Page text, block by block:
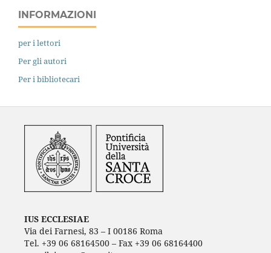
INFORMAZIONI
per i lettori
Per gli autori
Per i bibliotecari
IUS ECCLESIAE
Via dei Farnesi, 83 – I 00186 Roma
Tel. +39 06 68164500 – Fax +39 06 68164400